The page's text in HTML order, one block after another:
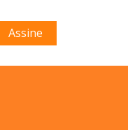
Assine